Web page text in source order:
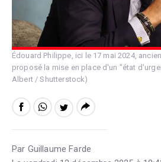
Édouard Philippe, ici le 17 mai 2024,
proposé la mise en place d'un "état
Albert / Shutterstock)
Par Guillaume Farde